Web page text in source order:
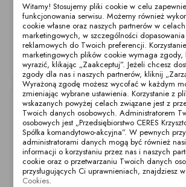
Stopki poziomujące - L
Ø60mm M10x100 SS
NBR
Stopki poziomujące - L
Ø60mm M10x50 SS
NBR
Stopki poziomujące - L
Ø60mm M12x50 SS
Stopki poziomujące - L
Ø60mm M12x75 SS
Witamy! Stosujemy pliki cookie w celu
funkcjonowania serwisu. Możemy również
cookie własne oraz naszych partnerów w
marketingowych, w szczególności
reklamowych do Twoich preferencji.
marketingowych plików cookie wymaga zgody,
wyrazić, klikając „Zaakceptuj”. Jeżeli chcesz
zgody dla nas i naszych partnerów, kliknij
Wyrażoną zgodę możesz wycofać w każdym
zmieniając wybrane ustawienia. Korzystanie z
wskazanych powyżej celach związane jest z
Twoich danych osobowych. Administratorem
osobowych jest „Przedsiębiorstwo CERES
Spółka komandytowo-akcyjna”. W pewnych
administratorami danych mogą być również
informacji o korzystaniu przez nas i naszych
cookie oraz o przetwarzaniu Twoich danych
przysługujących Ci uprawnieniach, znajdziesz
Cookies.